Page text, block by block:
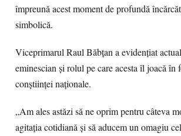
împreună acest moment de profundă
simbolică.
Viceprimarul Raul Băbțan a evidențiat
eminescian și rolul pe care acesta îl joacă în
conștiinței naționale.
„Am ales astăzi să ne oprim pentru câteva
agitația cotidiană și să aducem un omagiu